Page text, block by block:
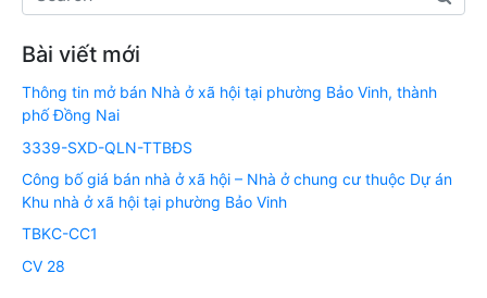
Bài viết mới
Thông tin mở bán Nhà ở xã hội tại phường Bảo Vinh, thành
phố Đồng Nai
3339-SXD-QLN-TTBĐS
Công bố giá bán nhà ở xã hội – Nhà ở chung cư thuộc Dự án
Khu nhà ở xã hội tại phường Bảo Vinh
TBKC-CC1
CV 28